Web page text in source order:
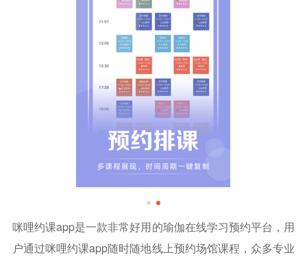
咪哩约课app是一款非常好用的瑜伽在线学习预约平台，用
户通过咪哩约课app随时随地线上预约场馆课程，众多专业